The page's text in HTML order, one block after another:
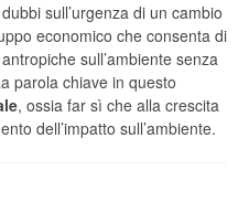
sull’urgenza di un cambio
economico che consenta di
sull’ambiente senza
parola chiave in questo
, ossia far sì che alla crescita
dell’impatto sull’ambiente.